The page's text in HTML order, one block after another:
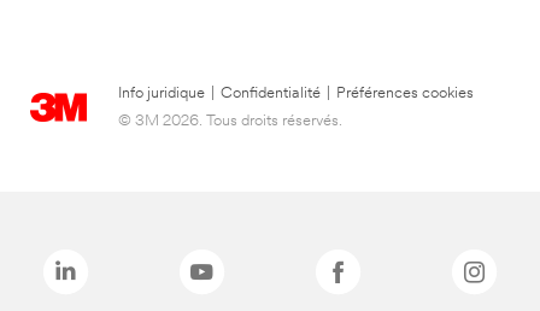
Info juridique Confidentialité
Préférences cookies
© 3M 2026. Tous droits réservés.